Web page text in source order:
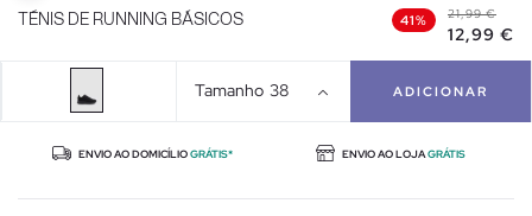
TÉNIS DE RUNNING BÁSICOS 41% 21,99 €
12,99 €
Tamanho 38 ADICIONAR
ENVIO AO DOMICÍLIOGRÁTIS* ENVIO AO LOJAGRÁTIS